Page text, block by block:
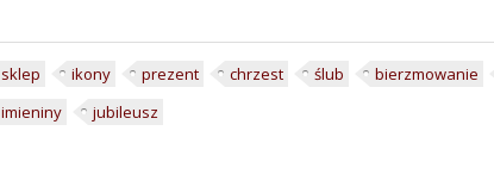
sklep ikony prezent chrzest ślub
bierzmowanie
imieniny
jubileusz